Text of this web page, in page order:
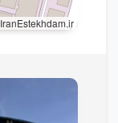
IranEstekhdam.ir